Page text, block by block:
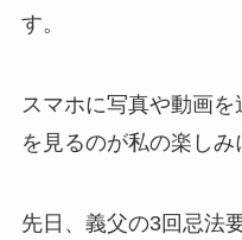
す。
スマホに写真や動画
を見るのが私の楽しみ
先日、義父の3回忌法